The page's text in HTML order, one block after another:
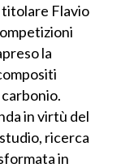
Flavio
la
in virtù del
ricerca
in